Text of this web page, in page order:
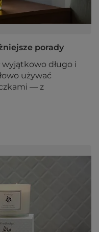
porady
wyjątkowo długo i
używać
— z